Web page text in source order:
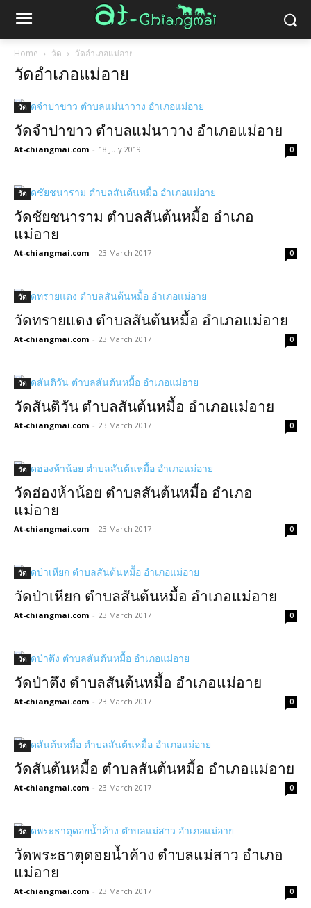
Home วัด วัดอำเภอแม่อาย
วัดอำเภอแม่อาย
วัด
วัดจำปาขาว ตำบลแม่นาวาง อำเภอแม่อาย
At-chiangmai.com - 18 July 2019 0
วัด
วัดชัยชนาราม ตำบลสันต้นหมื้อ อำเภอ
แม่อาย
At-chiangmai.com - 23 March 2017 0
วัด
วัดทรายแดง ตำบลสันต้นหมื้อ อำเภอแม่อาย
At-chiangmai.com - 23 March 2017 0
วัด
วัดสันติวัน ตำบลสันต้นหมื้อ อำเภอแม่อาย
At-chiangmai.com - 23 March 2017 0
วัด
วัดฮ่องห้าน้อย ตำบลสันต้นหมื้อ อำเภอ
แม่อาย
At-chiangmai.com - 23 March 2017 0
วัด
วัดป่าเหียก ตำบลสันต้นหมื้อ อำเภอแม่อาย
At-chiangmai.com - 23 March 2017 0
วัด
วัดป่าตึง ตำบลสันต้นหมื้อ อำเภอแม่อาย
At-chiangmai.com - 23 March 2017 0
วัด
วัดสันต้นหมื้อ ตำบลสันต้นหมื้อ อำเภอแม่อาย
At-chiangmai.com - 23 March 2017 0
วัด
วัดพระธาตุดอยน้ำค้าง ตำบลแม่สาว อำเภอ
แม่อาย
At-chiangmai.com - 23 March 2017 0